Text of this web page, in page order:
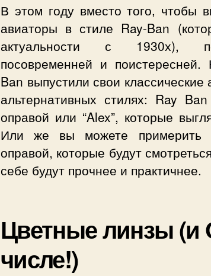
В этом году вместо того, чтобы
авиаторы в стиле Ray-Ban
актуальности с 1930х),
посовременней и
Ban выпустили свои классические
альтернативных стилях: Ray
оправой или “Alex”, которые
Или же вы можете примерить
оправой, которые будут
себе будут прочнее и практичнее.
Цветные линзы (и
числе!)